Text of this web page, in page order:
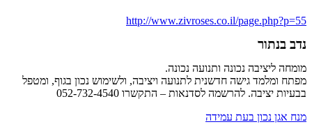
http://www.zivroses.co.il/page.php?p=55
נדב בנתור
מומחה ליציבה נכונה ותנועה נכונה.
מפתח ומלמד גישה חדשנית לתנועה ויציבה, ולשימוש נכון בגוף, ומטפל
בבעיות יציבה. להרשמה לסדנאות – התקשרו 052-732-4540
מנח אגן נכון בעת עמידה